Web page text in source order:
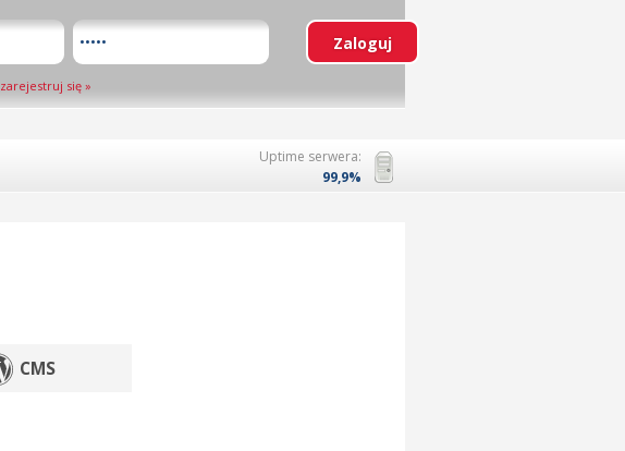
zarejestruj się »
Uptime serwera:
99,9%
CMS